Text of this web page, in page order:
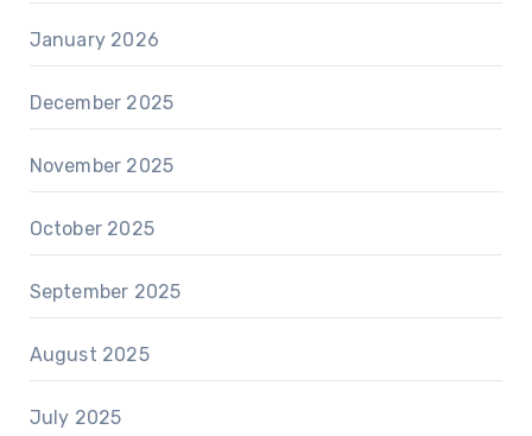
January 2026
December 2025
November 2025
October 2025
September 2025
August 2025
July 2025